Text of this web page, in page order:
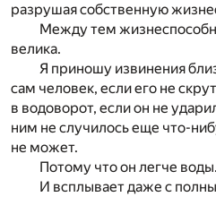
разрушая собственную
Между тем
велика.
Я приношу извинения
сам человек, если его не
в водоворот, если он не
ним не случилось еще что-
не может.
Потому что он легче воды.
И всплывает даже с